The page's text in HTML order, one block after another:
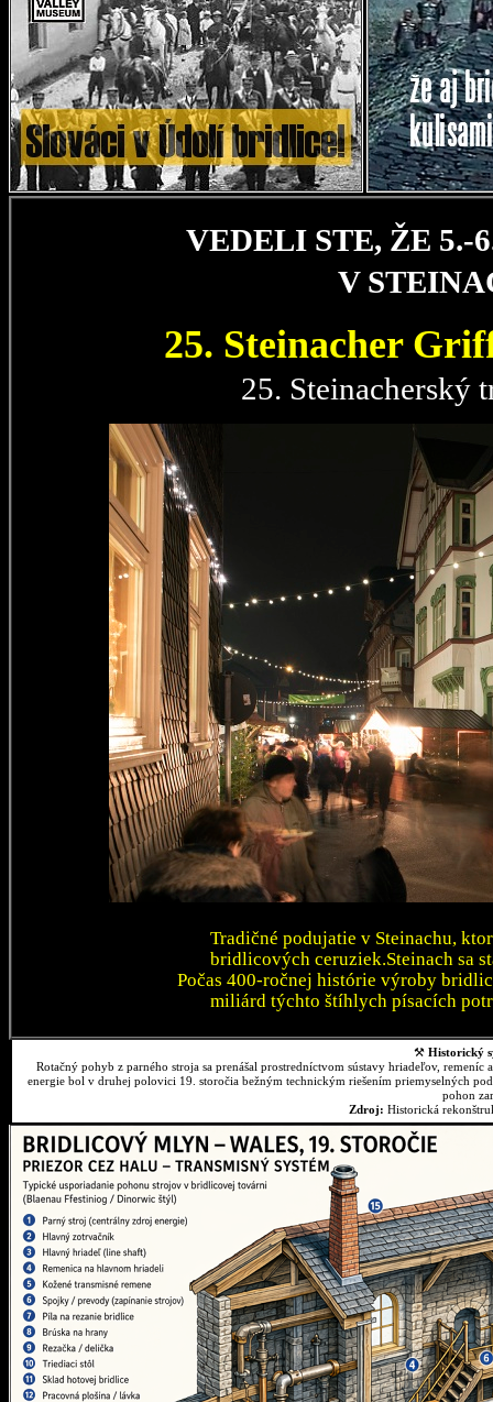
VEDELI STE, ŽE 5.-
V
25. Steinacher
25. Steinacherský
Tradičné podujatie v Steinachu,
bridlicových ceruziek.Steinach sa
Počas 400-ročnej histórie výroby
miliárd týchto štíhlych písacích
⚒ Historický
Rotačný pohyb z parného stroja sa prenášal prostredníctvom sústavy hriadeľov,
energie bol v druhej polovici 19. storočia bežným technickým riešením priemyselných
pohon
Zdroj: Historická